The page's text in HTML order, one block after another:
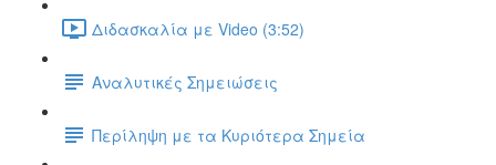
Διδασκαλία με Video (3:52)
Αναλυτικές Σημειώσεις
Περίληψη με τα Κυριότερα Σημεία